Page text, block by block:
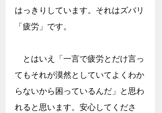
はっきりしています。それはズバリ
「疲労」です。
とはいえ「一言で疲労とだけ言っ
てもそれが漠然としていてよくわか
らないから困っているんだ」と思わ
れると思います。安心してくださ